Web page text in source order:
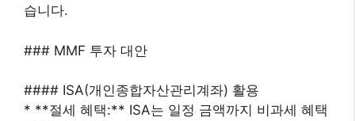
습니다.
### MMF 투자 대안
#### ISA(개인종합자산관리계좌) 활용
* **절세 혜택:** ISA는 일정 금액까지 비과세 혜택